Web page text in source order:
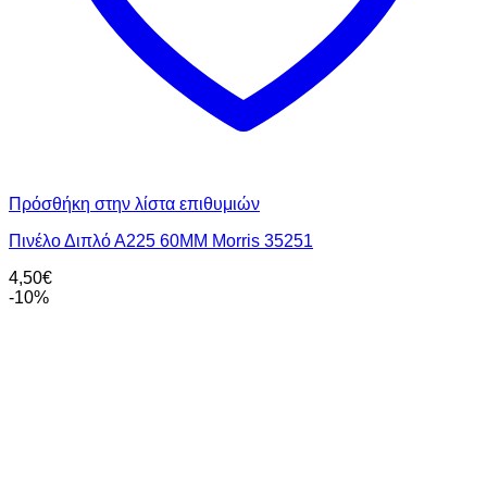
Πρόσθήκη στην λίστα επιθυμιών
Πινέλο Διπλό Α225 60MM Morris 35251
4,50€
-10%